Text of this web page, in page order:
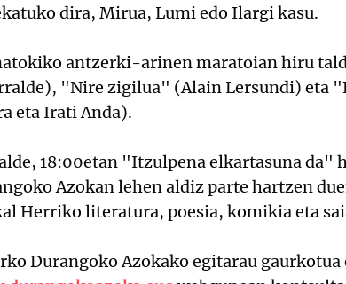
dira, Mirua, Lumi edo Ilargi kasu.
antzerki-arinen maratoian hiru
"Nire zigilua" (Alain Lersundi) eta
eta Irati Anda).
18:00etan "Itzulpena elkartasuna da"
Azokan lehen aldiz parte hartzen
Herriko literatura, poesia, komikia eta
Durangoko Azokako egitarau